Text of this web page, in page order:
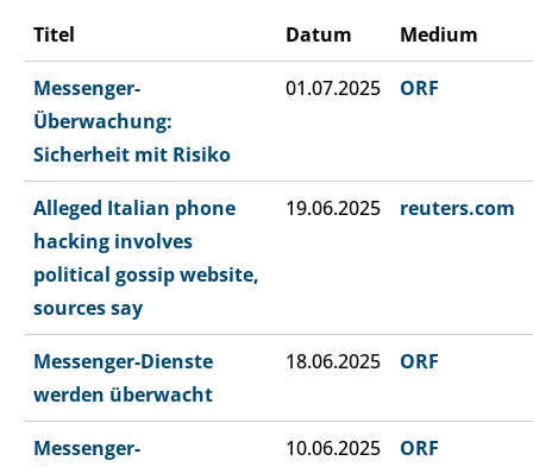
Titel Datum Medium
Messenger-
Überwachung:
Sicherheit mit Risiko
01.07.2025 ORF
Alleged Italian phone
hacking involves
political gossip website,
sources say
19.06.2025 reuters.com
Messenger-Dienste
werden überwacht
18.06.2025 ORF
Messenger-
10.06.2025 ORF